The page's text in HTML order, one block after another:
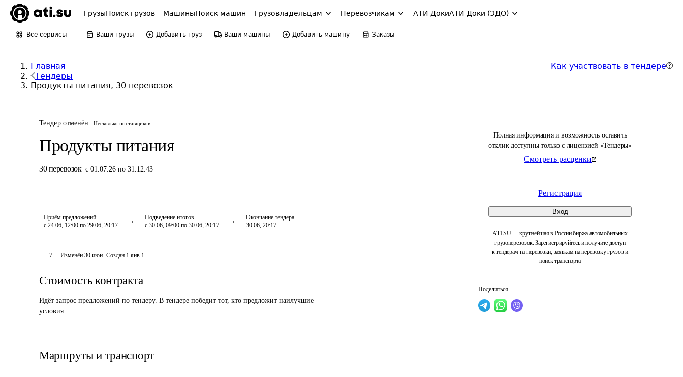
ГрузыПоиск грузов МашиныПоиск машин Грузовладельцам Перевозчикам АТИ-ДокиАТИ-Доки (ЭДО)
Все сервисы Ваши грузы Добавить груз Ваши машины Добавить машину Заказы
Главная
Тендеры
Продукты питания, 30 перевозок
Как участвовать в тендере
Тендер отменён Несколько поставщиков
Продукты питания
30 перевозок с 01.07.26 по 31.12.43
Приём предложений
с 24.06, 12:00 по 29.06, 20:17
Подведение итогов
с 30.06, 09:00 по 30.06, 20:17
Окончание тендера
30.06, 20:17
Полная информация и возможность оставить
отклик доступны только с лицензией «Тендеры»
Смотреть расценки
Регистрация
Вход
ATI.SU — крупнейшая в России биржа автомобильных
грузоперевозок. Зарегистрируйтесь и получите доступ
к тендерам на перевозки, заявкам на перевозку грузов и
поиск транспорта
Поделиться
7 Изменён 30 июн. Создан 1 янв 1
Стоимость контракта
Идёт запрос предложений по тендеру. В тендере победит тот, кто предложит наилучшие
условия.
Маршруты и транспорт